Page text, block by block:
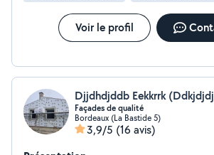
Voir le profil
Djjdhdjddb Eekkrrk
Façades de qualité
Bordeaux (La Bastide 5)
3,9/5 (16 avis)